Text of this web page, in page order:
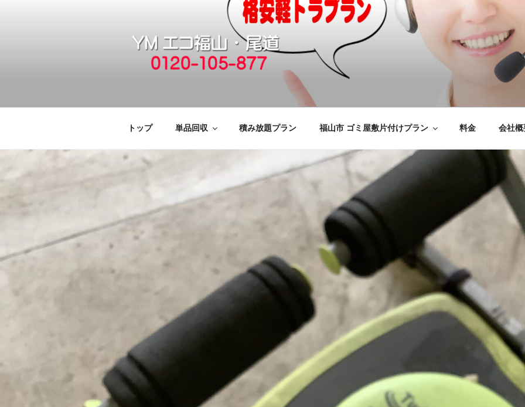
福山市で格安の不用品回収、買取、処分
廃品回収も対応のYMエコ福山営業所へ。
引っ越しゴミ・粗大ゴミの片付けをいたします
トップ 単品回収 積み放題プラン 福山市 ゴミ屋敷片付けプラン 料金 会社概